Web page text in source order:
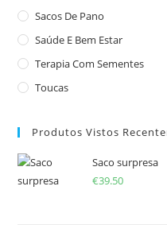
Sacos De Pano
Saúde E Bem Estar
Terapia Com Sementes
Toucas
Produtos Vistos
Saco surpresa
€39.50